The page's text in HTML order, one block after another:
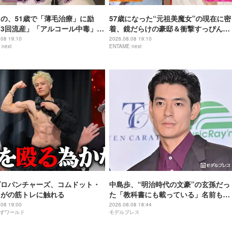
、51歳で「薄毛治療」に励
回流産」「アルコール中毒」自
を赤裸々告白
19:10
next
57歳になった“元祖美魔女”の現在に密
着、鏡だらけの豪邸＆衝撃すっぴん姿
を披露
2026.08.08 19:10
ENTAME next
パンチャーズ、コムドット・
の筋トレに触れる
19:00
ワールド
中島歩、“明治時代の文豪”の玄孫だっ
た「教科書にも載っている」名前も先
祖に由来
2026.08.08 18:44
モデルプレス